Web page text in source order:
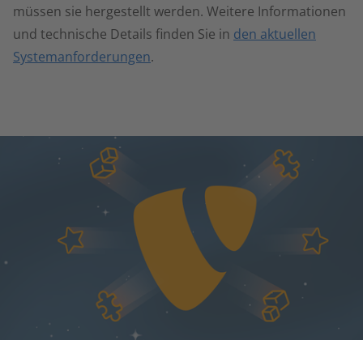
müssen sie hergestellt werden. Weitere Informationen
und technische Details finden Sie in den aktuellen
Systemanforderungen.